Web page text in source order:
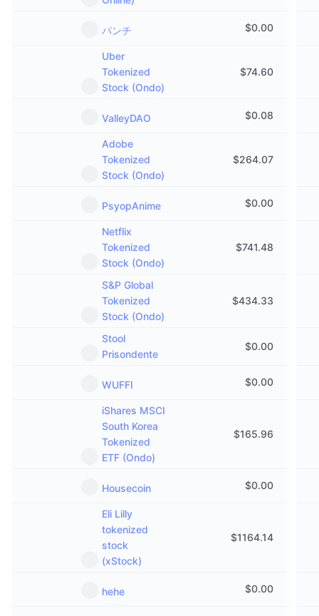
パンチ $0.00
Uber
Tokenized
Stock (Ondo)
$74.60
ValleyDAO $0.08
Adobe
Tokenized
Stock (Ondo)
$264.07
PsyopAnime $0.00
Netflix
Tokenized
Stock (Ondo)
$741.48
S&P Global
Tokenized
Stock (Ondo)
$434.33
Stool
Prisondente
$0.00
WUFFI $0.00
iShares MSCI
South Korea
Tokenized
ETF (Ondo)
$165.96
Housecoin $0.00
Eli Lilly
tokenized
stock
(xStock)
$1164.14
hehe $0.00